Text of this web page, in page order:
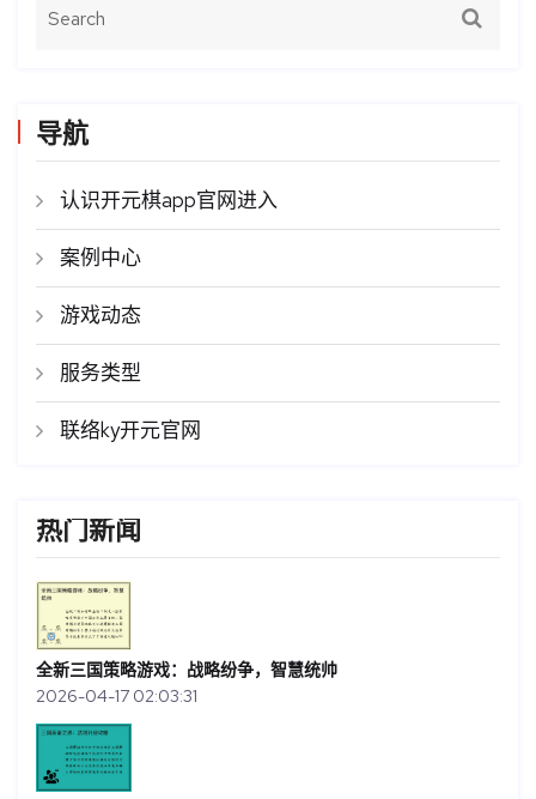
导航
认识开元棋app官网进入
案例中心
游戏动态
服务类型
联络ky开元官网
热门新闻
全新三国策略游戏：战略纷争，智慧统帅
2026-04-17 02:03:31